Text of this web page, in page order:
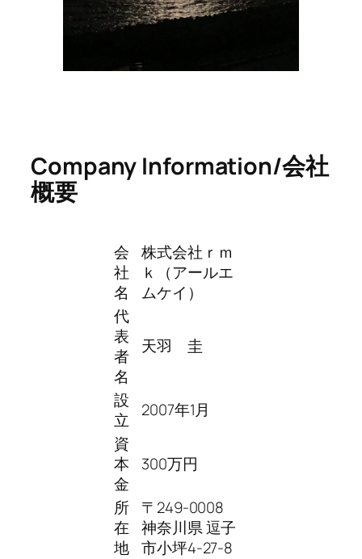
Company Information/会社
概要
会
社
名
株式会社ｒｍ
ｋ（アールエ
ムケイ）
代
表
者
名
天羽 圭
設
立
2007年1月
資
本
金
300万円
所
在
地
〒249-0008
神奈川県 逗子
市小坪4-27-8